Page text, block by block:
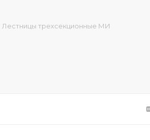
Лестницы трехсекционные МИ